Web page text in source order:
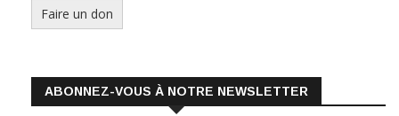
Faire un don
ABONNEZ-VOUS À NOTRE NEWSLETTER